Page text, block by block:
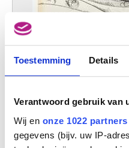
Toestemming Details
Verantwoord gebruik van
Wij en onze 1022 partners
gegevens (bijv. uw IP-
Eerste kerntekening
Charles Delporte